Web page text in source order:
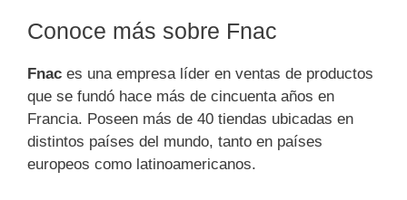
Conoce más sobre Fnac
Fnac es una empresa líder en ventas de productos
que se fundó hace más de cincuenta años en
Francia. Poseen más de 40 tiendas ubicadas en
distintos países del mundo, tanto en países
europeos como latinoamericanos.